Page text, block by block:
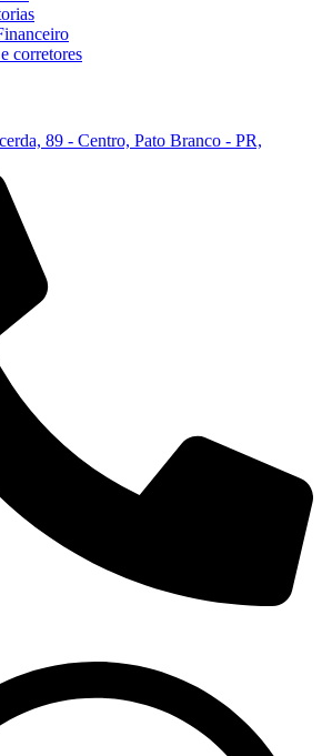
corretores
89 - Centro, Pato Branco - PR,